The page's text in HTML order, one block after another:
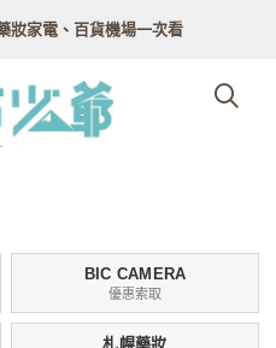
妝家電、百貨機場一次看
BIC CAMERA
優惠索取
札幌藥妝